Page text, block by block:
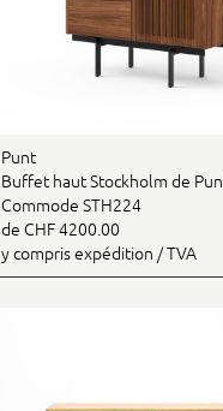
Punt
Buffet haut Stockholm de
Commode STH224
de CHF 4200.00
y compris expédition / TVA